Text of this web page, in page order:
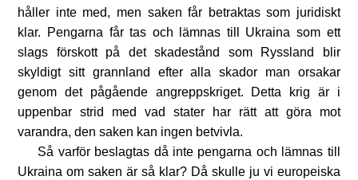
håller inte med, men saken får betraktas som juridiskt
klar. Pengarna får tas och lämnas till Ukraina som ett
slags förskott på det skadestånd som Ryssland blir
skyldigt sitt grannland efter alla skador man orsakar
genom det pågående angreppskriget. Detta krig är i
uppenbar strid med vad stater har rätt att göra mot
varandra, den saken kan ingen betvivla.
Så varför beslagtas då inte pengarna och lämnas till
Ukraina om saken är så klar? Då skulle ju vi europeiska